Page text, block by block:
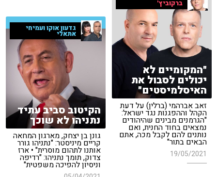
ברקוביץ'
"המקומיים לא
יכולים לסבול את
האיסלמיסטים"
זאב אברהמי (ברלין) על דעת
הקהל וההפגנות נגד ישראל:
"הגרמנים מבינים שהיהודים
נמצאים בחוד החנית, ואם
נותנים להם לקבל מכה, אתם
הבאים בתור"
19/05/2021
גדעון אוקו ועמיחי
אתאלי
הקיטוב סביב עתיד
נתניהו לא שוכך
גונן בן יצחק, מארגון המחאה
קריים מיניסטר: "נתניהו גורר
אותנו לתהום מוסרית" • ארז
צדוק, תומך נתניהו: "רדיפה
וניסיון להפיכה משפטית"